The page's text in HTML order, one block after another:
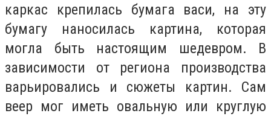
каркас крепилась бумага васи, на эту
бумагу наносилась картина, которая
могла быть настоящим шедевром. В
зависимости от региона производства
варьировались и сюжеты картин. Сам
веер мог иметь овальную или круглую